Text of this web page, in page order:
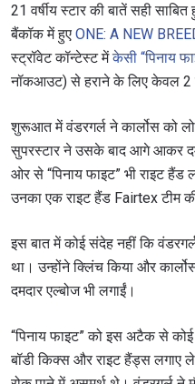
21 वर्षीय स्टार की बातें सही
बैंकॉक में हुए ONE: A NEW
स्ट्रॉवेट कॉन्टेस्ट मेंकेसी “पिनाय
नॉकआउट) से हराने के लिए केवल 2
शुरूआत में वंडरगर्ल ने कार्लोस को
सुपरस्टार ने उसके बाद आगे आकर
ओर से “पिनाय फाइट” भी राइट हैंड
उनका एक राइट हैंड Fairtex टीम
इस बात में कोई संदेह नहीं कि
था। उन्होंने क्लिंच किया और
दमदार एल्बोज भी लगाईं।
“पिनाय फाइट” को इस अटैक से
बॉडी किक्स और राइट हैंड्स लगाए